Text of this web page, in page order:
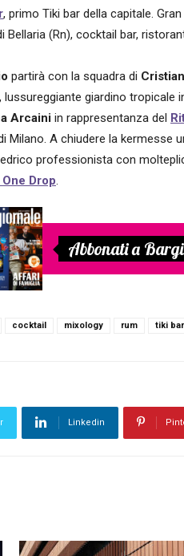
, primo Tiki bar della capitale.
Bellaria (Rn), cocktail bar,
partirà con la squadra di
, lussureggiante giardino
Arcaini in rappresentanza del
Milano. A chiudere la kermesse
professionista con
Drop.
Abbonati a
cocktail mixology rum tiki bar
Linkedin